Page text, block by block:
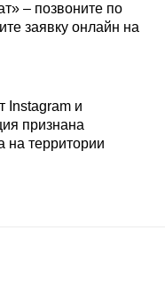
– позвоните по
заявку онлайн на
Instagram и
признана
на территории